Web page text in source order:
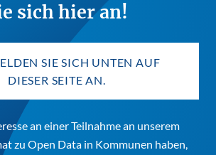
sich hier an!
SIE SICH UNTEN AUF
DIESER SEITE AN.
an einer Teilnahme an unserem
zu Open Data in Kommunen haben,